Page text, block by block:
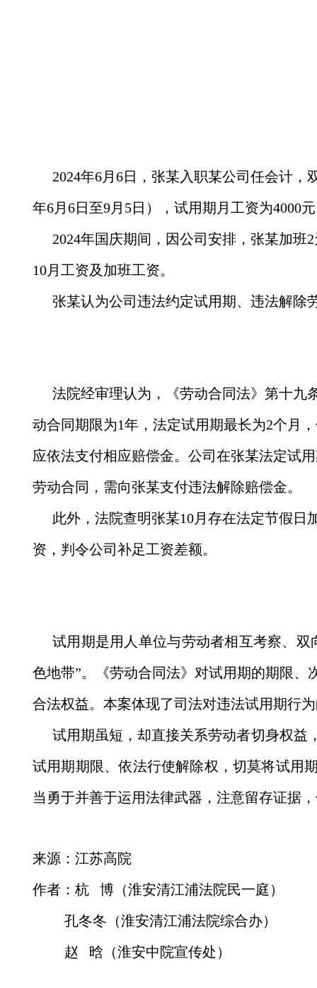
2024年6月6日，张某入职某公司任会计
年6月6日至9月5日），试用期月工资为4000
2024年国庆期间，因公司安排，张某加班
10月工资及加班工资。
张某认为公司违法约定试用期、违法解除
法院经审理认为，《劳动合同法》第十九
动合同期限为1年，法定试用期最长为2个月
应依法支付相应赔偿金。公司在张某法定试
劳动合同，需向张某支付违法解除赔偿金。
此外，法院查明张某10月存在法定节假
资，判令公司补足工资差额。
试用期是用人单位与劳动者相互考察、
色地带”。《劳动合同法》对试用期的期限
合法权益。本案体现了司法对违法试用期行
试用期虽短，却直接关系劳动者切身权益
试用期期限、依法行使解除权，切莫将试用
当勇于并善于运用法律武器，注意留存证据
来源：江苏高院
作者：杭   博（淮安清江浦法院民一庭）
孔冬冬（淮安清江浦法院综合办）
赵   晗（淮安中院宣传处）